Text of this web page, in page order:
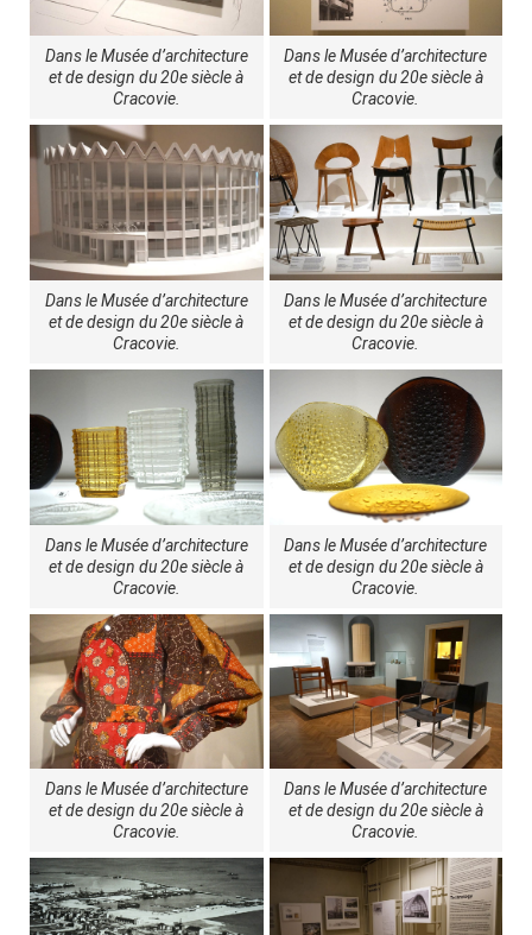
Dans le Musée d’architecture
et de design du 20e siècle à
Cracovie.
Dans le Musée d’architecture
et de design du 20e siècle à
Cracovie.
Dans le Musée d’architecture
et de design du 20e siècle à
Cracovie.
Dans le Musée d’architecture
et de design du 20e siècle à
Cracovie.
Dans le Musée d’architecture
et de design du 20e siècle à
Cracovie.
Dans le Musée d’architecture
et de design du 20e siècle à
Cracovie.
Dans le Musée d’architecture
et de design du 20e siècle à
Cracovie.
Dans le Musée d’architecture
et de design du 20e siècle à
Cracovie.